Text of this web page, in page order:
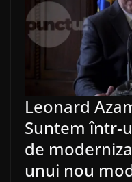
Leonard
Suntem într-
de
unui nou